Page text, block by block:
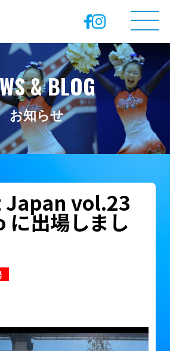
& BLOG
お知らせ
Japan vol.23
出場しまし